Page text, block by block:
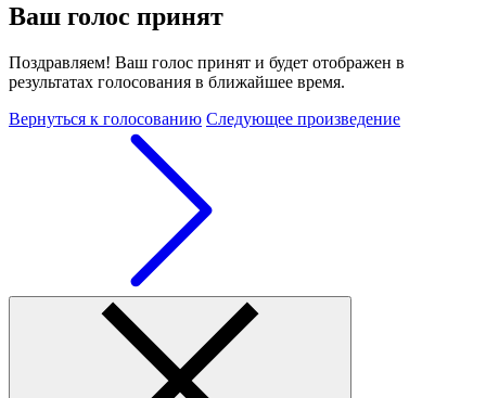
Ваш голос принят
Поздравляем! Ваш голос принят и будет отображен в
результатах голосования в ближайшее время.
Вернуться к голосованию Следующее произведение